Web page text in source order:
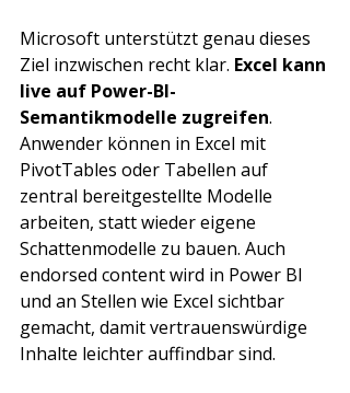
Microsoft unterstützt genau dieses
Ziel inzwischen recht klar. Excel kann
live auf Power-BI-
Semantikmodelle zugreifen.
Anwender können in Excel mit
PivotTables oder Tabellen auf
zentral bereitgestellte Modelle
arbeiten, statt wieder eigene
Schattenmodelle zu bauen. Auch
endorsed content wird in Power BI
und an Stellen wie Excel sichtbar
gemacht, damit vertrauenswürdige
Inhalte leichter auffindbar sind.